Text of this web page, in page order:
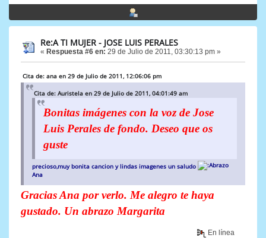
Re:A TI MUJER - JOSE LUIS PERALES
« Respuesta #6 en: 29 de Julio de 2011, 03:30:13 pm »
Cita de: ana en 29 de Julio de 2011, 12:06:06 pm
Cita de: Auristela en 29 de Julio de 2011, 04:01:49 am
Bonitas imágenes con la voz de Jose
Luis Perales de fondo. Deseo que os
guste
precioso,muy bonita cancion y lindas imagenes un saludo
Ana
Gracias Ana por verlo. Me alegro te haya
gustado. Un abrazo Margarita
En línea